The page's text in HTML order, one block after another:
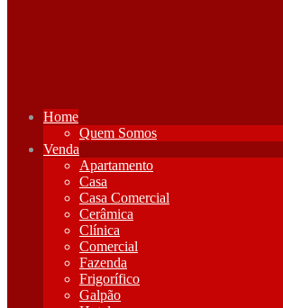
Home
Quem Somos
Venda
Apartamento
Casa
Casa Comercial
Cerâmica
Clínica
Comercial
Fazenda
Frigorífico
Galpão